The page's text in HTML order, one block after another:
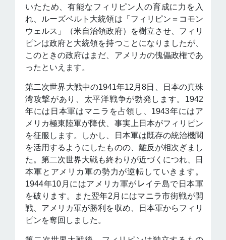
いたため、有能なフィリピン人の育成に力を入
れ、ルーズベルト大統領は「フィリピン＝コモン
ウェルス」（米自治領政府）を樹立させ、フィリ
ピンは政府と大統領を持つことになりましたが、
このときの政府はまだ、アメリカの傀儡政権であ
ったといえます。
第二次世界大戦中の1941年12月8日、日本の真珠
湾攻撃があり、太平洋戦争が勃発します。1942
年には日本軍はマニラを占領し、1943年にはア
メリカ極東陸軍が降伏、事実上日本がフィリピン
を征服します。しかし、日本軍は既存の統治機関
を活用するようにしたものの、離反が相次ぎまし
た。第二次世界大戦も終わりが近づくにつれ、日
本軍とアメリカ軍の勢力が逆転していきます。
1944年10月にはアメリカ軍が㆑イテ島で日本軍
を破ります。また翌年2月にはマニラ市街戦が開
戦、アメリカ軍が勝利を収め、日本軍からフィリ
ピンを奪回しました。